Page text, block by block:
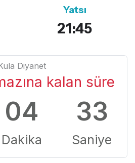
Yatsı
21:45
Diyanet
kalan süre
04
Dakika
32
Saniye